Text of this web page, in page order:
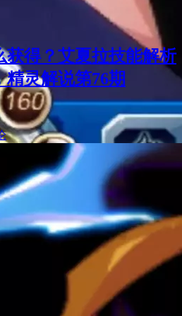
获得？艾夏拉技能解析
灵解说第76期